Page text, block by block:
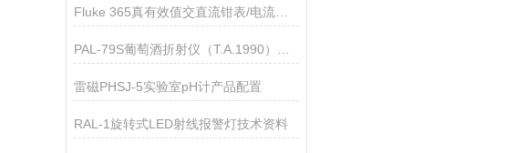
Fluke 365真有效值交直流钳表/电流表技术资料
雷磁PHSJ-5实验室pH计产品配置
RAL-1旋转式LED射线报警灯技术资料